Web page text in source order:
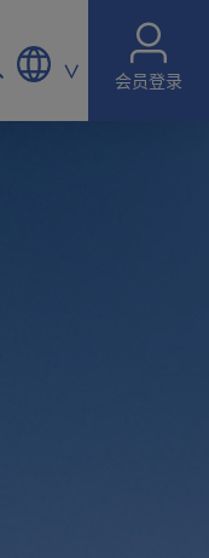
∨ 会员登录